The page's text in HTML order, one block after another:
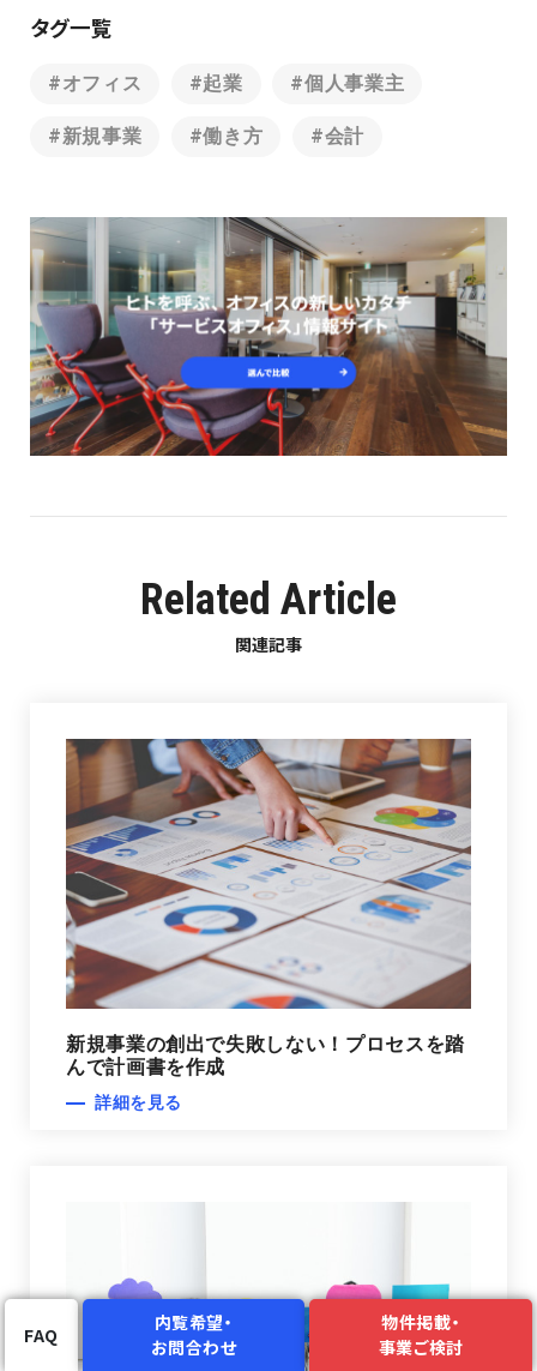
タグ一覧
#オフィス #起業 #個人事業主
#新規事業 #働き方 #会計
Related Article
関連記事
新規事業の創出で失敗しない！プロセスを踏
んで計画書を作成
詳細を見る
FAQ
内覧希望・
お問合わせ
物件掲載・
事業ご検討